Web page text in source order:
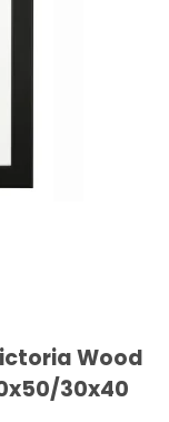
Wood
30x40